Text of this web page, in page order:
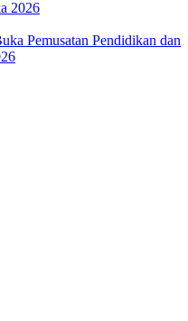
Pemusatan Pendidikan dan